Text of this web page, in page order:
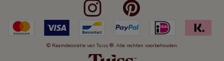
Veelgestelde Vragen
Kindveiligheid
Cookies
Herroepingsrecht
Verticale Jaloezieën
Duo Rolgordijnen
Duo Plisségordijnen
Badkamer Raamdecoratie
Slaapkamer Raamdecoratie
Keuken Raamdecoratie
De Jaloezieën Gids
© Raamdecoratie van Tuiss ®. Alle rechten voorbehouden.